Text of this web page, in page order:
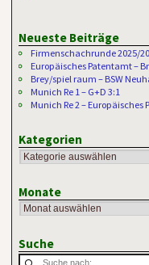
Neueste Beiträge
Firmenschachrunde 2025/
Europäisches Patentamt –
Brey/spiel raum – BSW
Munich Re 1 – G+D 3:1
Munich Re 2 – Europäisches
Kategorien
Monate
Suche